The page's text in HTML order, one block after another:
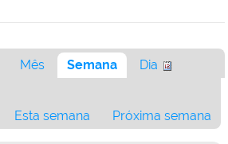
Mês Semana
Dia
Esta semana Próxima semana